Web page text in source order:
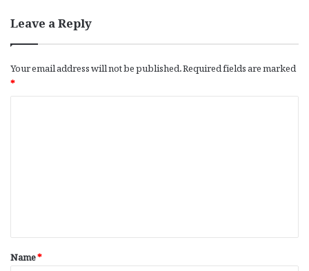
Leave a Reply
Your email address will not be published.Required fields are marked
*
*
Name*